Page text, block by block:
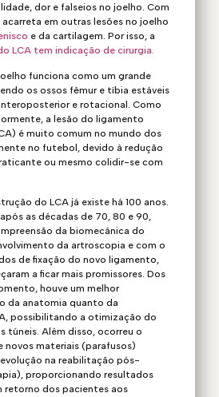
dor e falseios no joelho. Com
em outras lesões no joelho
e da cartilagem. Por isso, a
LCA tem indicação de cirurgia.
funciona como um grande
os ossos fêmur e tíbia estáveis
e rotacional. Como
a lesão do ligamento
é muito comum no mundo dos
no futebol, devido à redução
ou mesmo colidir-se com
do LCA já existe há 100 anos.
as décadas de 70, 80 e 90,
da biomecânica do
da artroscopia e com o
de fixação do novo ligamento,
a ficar mais promissores. Dos
houve um melhor
da anatomia quanto da
possibilitando a otimização do
túneis. Além disso, ocorreu o
novos materiais (parafusos)
na reabilitação pós-
proporcionando resultados
retorno dos pacientes aos